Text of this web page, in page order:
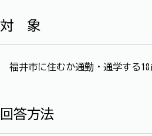
対 象
福井市に住むか通勤・通学する18
回答方法